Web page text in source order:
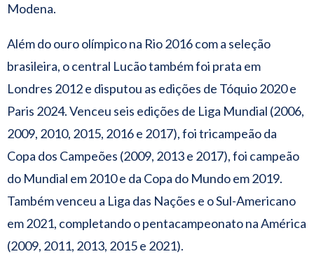
Modena.
Além do ouro olímpico na Rio 2016 com a seleção
brasileira, o central Lucão também foi prata em
Londres 2012 e disputou as edições de Tóquio 2020 e
Paris 2024. Venceu seis edições de Liga Mundial (2006,
2009, 2010, 2015, 2016 e 2017), foi tricampeão da
Copa dos Campeões (2009, 2013 e 2017), foi campeão
do Mundial em 2010 e da Copa do Mundo em 2019.
Também venceu a Liga das Nações e o Sul-Americano
em 2021, completando o pentacampeonato na América
(2009, 2011, 2013, 2015 e 2021).